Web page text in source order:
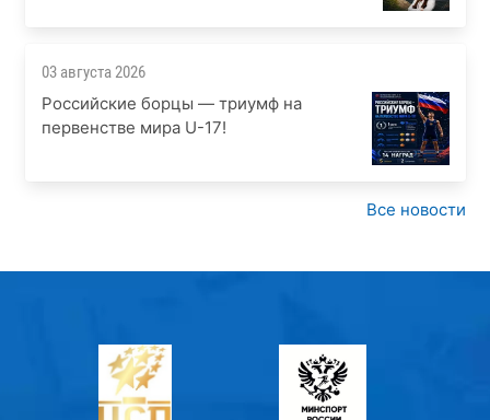
03 августа 2026
Российские борцы — триумф на
первенстве мира U-17!
Все новости